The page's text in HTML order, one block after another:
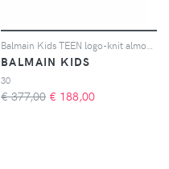
BALMAIN KIDS
30
€ 377,00 € 188,00